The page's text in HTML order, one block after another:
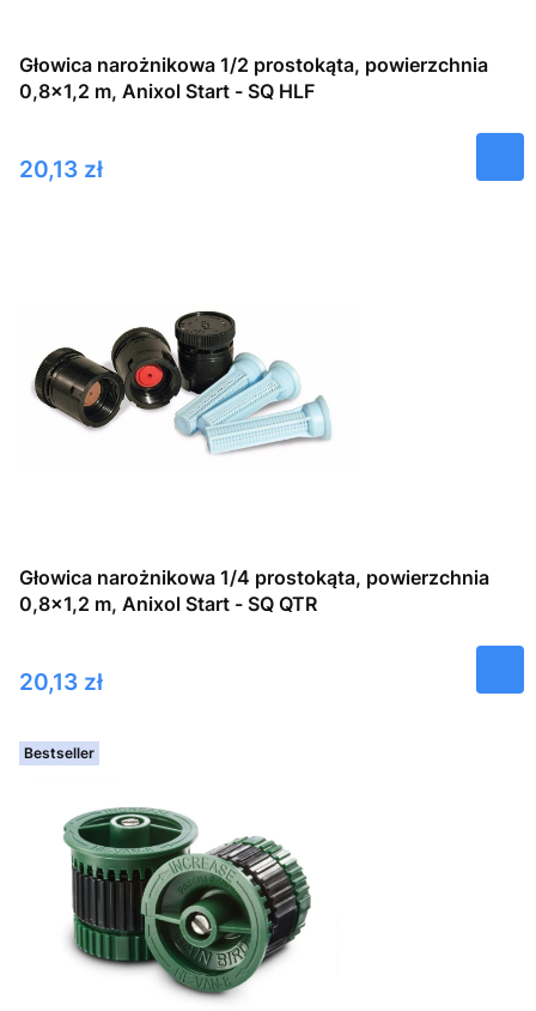
Głowica narożnikowa 1/2 prostokąta, powierzchnia
0,8×1,2 m, Anixol Start - SQ HLF
Cena
20,13 zł
Głowica narożnikowa 1/4 prostokąta, powierzchnia
0,8×1,2 m, Anixol Start - SQ QTR
Cena
20,13 zł
Bestseller